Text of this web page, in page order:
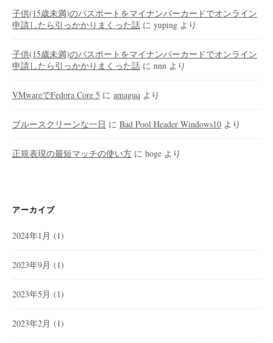
子供(15歳未満)のパスポートをマイナンバーカードでオンライン
申請したら引っかかりまくった話 に yuping より
子供(15歳未満)のパスポートをマイナンバーカードでオンライン
申請したら引っかかりまくった話 に nnn より
VMwareでFedora Core 5 に amaguq より
ブルースクリーンな一日 に Bad Pool Header Windows10 より
正規表現の最短マッチの使い方 に hoge より
アーカイブ
2024年1月 (1)
2023年9月 (1)
2023年5月 (1)
2023年2月 (1)